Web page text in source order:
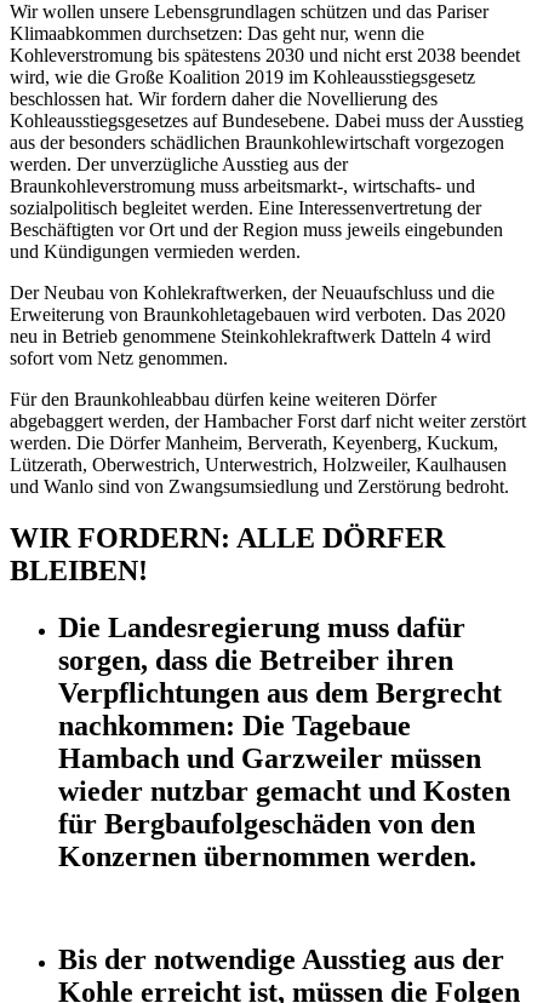
Wir wollen unsere Lebensgrundlagen schützen und das Pariser
Klimaabkommen durchsetzen: Das geht nur, wenn die
Kohleverstromung bis spätestens 2030 und nicht erst 2038 beendet
wird, wie die Große Koalition 2019 im Kohleausstiegsgesetz
beschlossen hat. Wir fordern daher die Novellierung des
Kohleausstiegsgesetzes auf Bundesebene. Dabei muss der Ausstieg
aus der besonders schädlichen Braunkohlewirtschaft vorgezogen
werden. Der unverzügliche Ausstieg aus der
Braunkohleverstromung muss arbeitsmarkt-, wirtschafts- und
sozialpolitisch begleitet werden. Eine Interessenvertretung der
Beschäftigten vor Ort und der Region muss jeweils eingebunden
und Kündigungen vermieden werden.
Der Neubau von Kohlekraftwerken, der Neuaufschluss und die
Erweiterung von Braunkohletagebauen wird verboten. Das 2020
neu in Betrieb genommene Steinkohlekraftwerk Datteln 4 wird
sofort vom Netz genommen.
Für den Braunkohleabbau dürfen keine weiteren Dörfer
abgebaggert werden, der Hambacher Forst darf nicht weiter zerstört
werden. Die Dörfer Manheim, Berverath, Keyenberg, Kuckum,
Lützerath, Oberwestrich, Unterwestrich, Holzweiler, Kaulhausen
und Wanlo sind von Zwangsumsiedlung und Zerstörung bedroht.
WIR FORDERN: ALLE DÖRFER
BLEIBEN!
Die Landesregierung muss dafür
sorgen, dass die Betreiber ihren
Verpflichtungen aus dem Bergrecht
nachkommen: Die Tagebaue
Hambach und Garzweiler müssen
wieder nutzbar gemacht und Kosten
für Bergbaufolgeschäden von den
Konzernen übernommen werden.
Bis der notwendige Ausstieg aus der
Kohle erreicht ist, müssen die Folgen